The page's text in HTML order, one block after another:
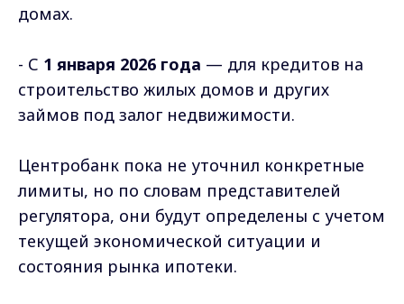
домах.
- С 1 января 2026 года — для кредитов на
строительство жилых домов и других
займов под залог недвижимости.
Центробанк пока не уточнил конкретные
лимиты, но по словам представителей
регулятора, они будут определены с учетом
текущей экономической ситуации и
состояния рынка ипотеки.